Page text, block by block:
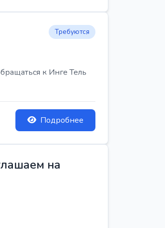
Требуются
к Инге Тель
Подробнее
на